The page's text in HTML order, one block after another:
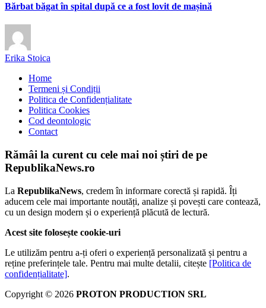
Bărbat băgat în spital după ce a fost lovit de mașină
Erika Stoica
Home
Termeni și Condiții
Politica de Confidențialitate
Politica Cookies
Cod deontologic
Contact
Rămâi la curent cu cele mai noi știri de pe
RepublikaNews.ro
La RepublikaNews, credem în informare corectă și rapidă. Îți
aducem cele mai importante noutăți, analize și povești care contează,
cu un design modern și o experiență plăcută de lectură.
Acest site folosește cookie-uri
Le utilizăm pentru a-ți oferi o experiență personalizată și pentru a
reține preferințele tale. Pentru mai multe detalii, citește [Politica de
confidențialitate].
Copyright © 2026 PROTON PRODUCTION SRL